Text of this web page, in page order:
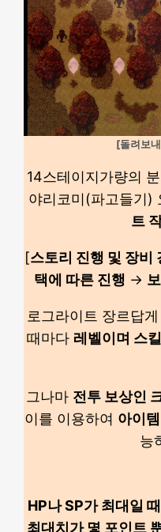
[돌려보
14스테이지가량의
야리코미(파고들기)
트
[스토리 진행 및 장비
택에 따른 진행 →
로그라이트 장르답
때마다 레벨이며 스
그나마 전투 보상인
이를 이용하여 아이
능
HP나 SP가 최대일
최대치가 몇 포인트